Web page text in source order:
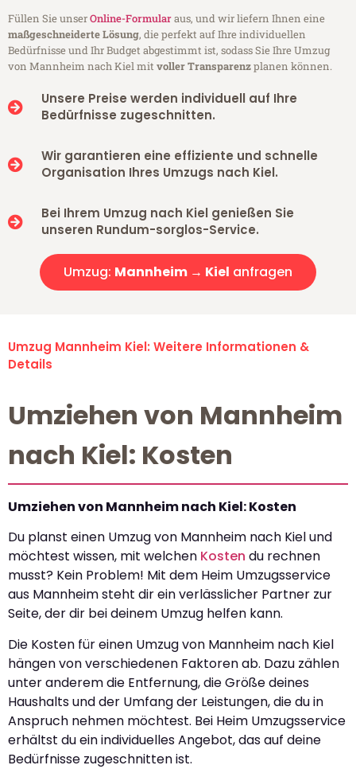
Füllen Sie unserOnline-Formularaus, und wir liefern Ihnen eine
maßgeschneiderte Lösung, die perfekt auf Ihre individuellen
Bedürfnisse und Ihr Budget abgestimmt ist, sodass Sie Ihre Umzug
von Mannheim nach Kiel mitvoller Transparenzplanen können.
Unsere Preise werden individuell auf Ihre
Bedürfnisse zugeschnitten.
Wir garantieren eine effiziente und schnelle
Organisation Ihres Umzugs nach Kiel.
Bei Ihrem Umzug nach Kiel genießen Sie
unseren Rundum-sorglos-Service.
Umzug: Mannheim → Kiel anfragen
Umzug Mannheim Kiel: Weitere Informationen &
Details
Umziehen von Mannheim
nach Kiel: Kosten
Umziehen von Mannheim nach Kiel: Kosten
Du planst einen Umzug von Mannheim nach Kiel und
möchtest wissen, mit welchen Kosten du rechnen
musst? Kein Problem! Mit dem Heim Umzugsservice
aus Mannheim steht dir ein verlässlicher Partner zur
Seite, der dir bei deinem Umzug helfen kann.
Die Kosten für einen Umzug von Mannheim nach Kiel
hängen von verschiedenen Faktoren ab. Dazu zählen
unter anderem die Entfernung, die Größe deines
Haushalts und der Umfang der Leistungen, die du in
Anspruch nehmen möchtest. Bei Heim Umzugsservice
erhältst du ein individuelles Angebot, das auf deine
Bedürfnisse zugeschnitten ist.